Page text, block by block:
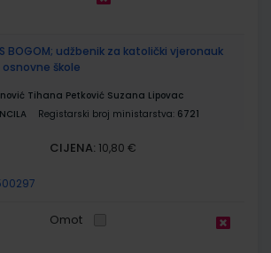
S BOGOM; udžbenik za katolički vjeronauk
škole
Tihana Petković Suzana Lipovac
Registarski broj ministarstva: 6721
CIJENA: 10,80 €
Omot